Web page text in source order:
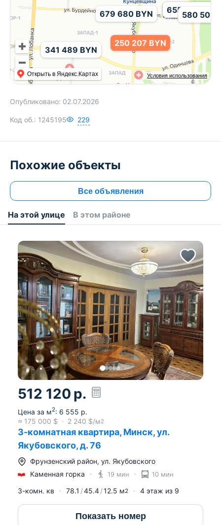
Условия использования
Открыть в Яндекс.Картах
508 140 BYN
655 000 BYN
679 680 BYN 580 509
341 489 BYN
250 207 BYN
Опубликовано: 02.07.2026
Код об.: 1245195 229
Похожие объекты
Все объявления
На этой улице В этом районе
512 120 р.
Цена за м2: 6 555 р.
≈ 175 000 $ 2 240 $/м2
3-комнатная квартира, Минск, ул.
Якубовского, д. 76
Фрунзенский район, ул. Якубовского
Каменная горка
19 мин 10 мин
3-комн. кв 78.1 45.4 12.5 м2 4 этаж из 9
Показать номер